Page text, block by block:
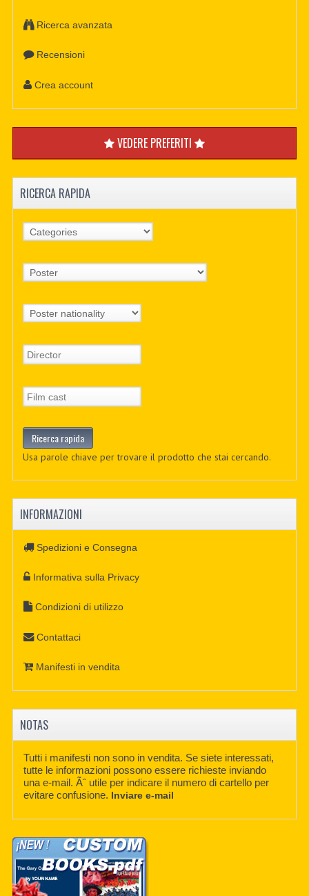
Ricerca avanzata
Recensioni
Crea account
VEDERE PREFERITI
RICERCA RAPIDA
Usa parole chiave per trovare il prodotto che stai cercando.
INFORMAZIONI
Spedizioni e Consegna
Informativa sulla Privacy
Condizioni di utilizzo
Contattaci
Manifesti in vendita
NOTAS
Tutti i manifesti non sono in vendita. Se siete interessati,
tutte le informazioni possono essere richieste inviando
una e-mail. Ãˆ utile per indicare il numero di cartello per
evitare confusione. Inviare e-mail